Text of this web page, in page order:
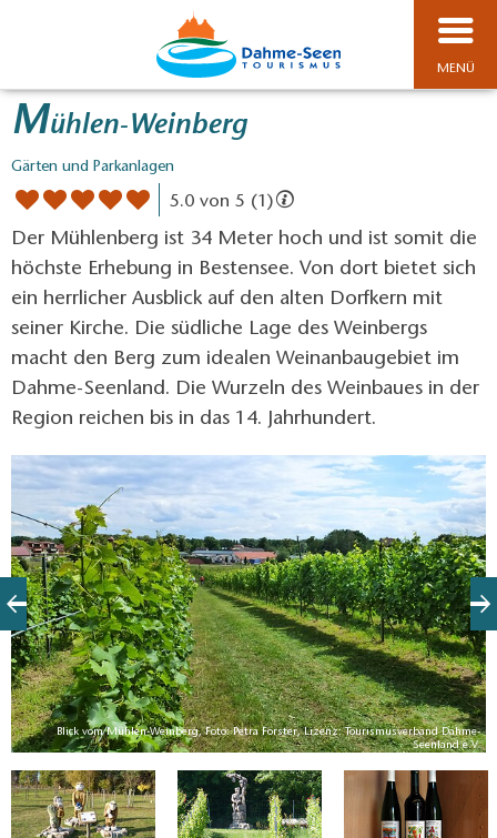
MENÜ
Mühlen-Weinberg
Gärten und Parkanlagen
5.0 von 5 (1)
Der Mühlenberg ist 34 Meter hoch und ist somit die
höchste Erhebung in Bestensee. Von dort bietet sich
ein herrlicher Ausblick auf den alten Dorfkern mit
seiner Kirche. Die südliche Lage des Weinbergs
macht den Berg zum idealen Weinanbaugebiet im
Dahme-Seenland. Die Wurzeln des Weinbaues in der
Region reichen bis in das 14. Jahrhundert.
Blick vom Mühlen-Weinberg, Foto: Petra Förster, Lizenz: Tourismusverband Dahme-
Seenland e.V.